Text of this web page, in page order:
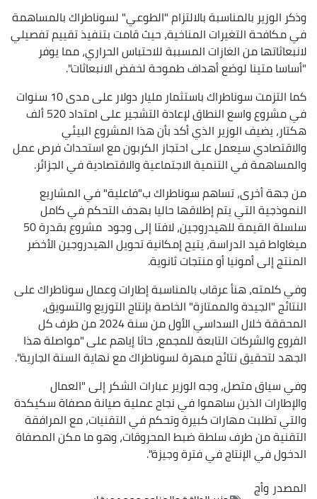
وذكر الوزير بالمناسبة بالالتزام "الطوعي" لسوناطراك بالمساهمة
في مكافحة التغيرات المناخية، حيث قامت بتنفيذ تقييم تفصيلي
لانبعاثاتها من الغازات المسببة للاحتباس الحراري، مما يوفر
"أساسا متينا لوضع أهداف طموحة لخفض الانبعاثات".
كما التزمت سوناطراك باستثمار مليار دولار على مدى 10 سنوات
في مشروع واسع النطاق لإعادة التشجير على امتداد 520 ألف
هكتار، يضيف الوزير الذي أكد بأن هذا المشروع البيئي
والاقتصادي سيعمل على احتجاز الكربون مع استحداث فرص عمل
والمساهمة في التنمية الاجتماعية والاقتصادية في الجزائر.
من جهة أخرى، تساهم سوناطراك ب"فاعلية" في المشاريع
النموذجية التي يتم إطلاقها حاليا بهدف التحكم في كامل
سلسلة القيمة للهيدروجين، لافتا إلى وجود مشروع بقدرة 50
ميغاواط قيد الدراسة، يتيح إمكانية تحويل الهيدروجين الأخضر
المنتج إلى أمونيا أو منتجات ثانوية.
وفي كلمته، هنأ عرقاب بالمناسبة إطارات وعمال سوناطراك على
النتائج "الجيدة والممتازة" الخاصة بإنتاج التوزيع والتسويق،
المحققة خلال السداسي الأول من سنة 2024 من طرف كل
الفروع والشركات التابعة للمجمع، حاثا إياهم على "مواصلة هذا
الجهد لتحقيق نتائج مبهرة لسوناطراك مع نهاية السنة الجارية".
وفي سياق متصل، وجه الوزير عبارات الشكر إلى "العمال
والإطارات الذين ساهموا في نجاح عملية صيانة مصفاة سكيكدة
والتي تطلبت مهارات كبيرة وتحكم في التقنيات، مع المرافقة
التقنية من طرف سلطة ضبط المحروقات، وهو ما مكن المصفاة
الدخول في الإنتاج في فترة وجيزة".
المصدروأج